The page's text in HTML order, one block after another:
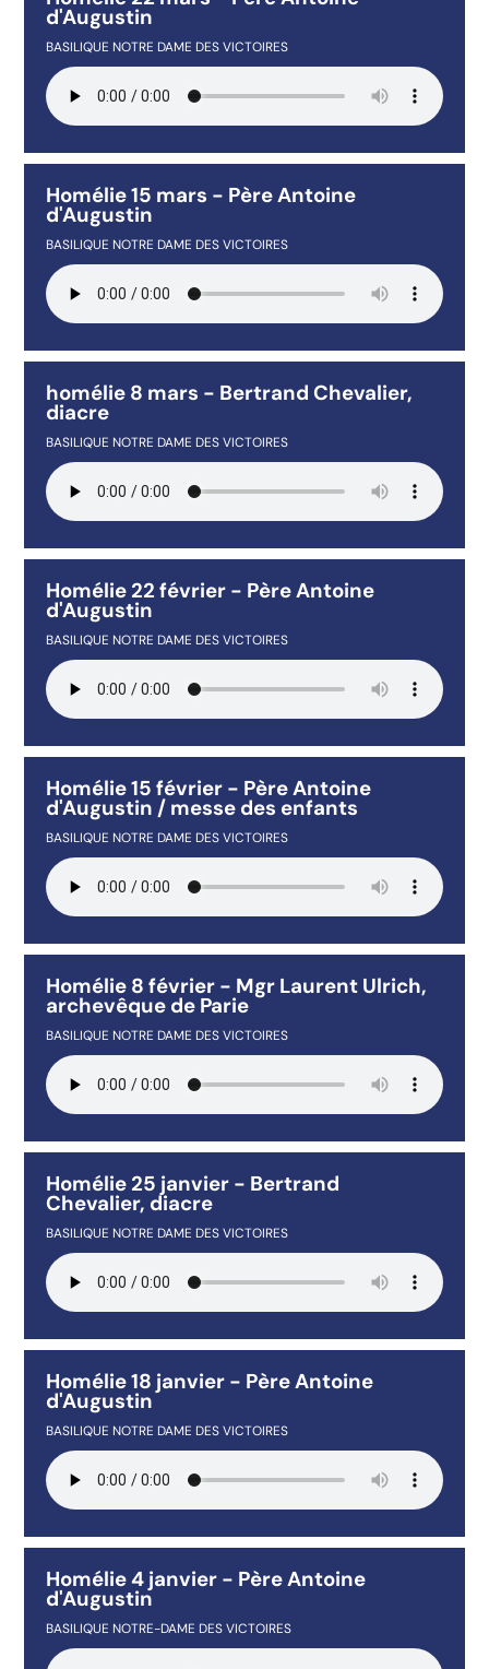
d'Augustin
BASILIQUE NOTRE DAME DES VICTOIRES
Homélie 15 mars - Père Antoine
d'Augustin
BASILIQUE NOTRE DAME DES VICTOIRES
homélie 8 mars - Bertrand Chevalier,
diacre
BASILIQUE NOTRE DAME DES VICTOIRES
Homélie 22 février - Père Antoine
d'Augustin
BASILIQUE NOTRE DAME DES VICTOIRES
Homélie 15 février - Père Antoine
d'Augustin / messe des enfants
BASILIQUE NOTRE DAME DES VICTOIRES
Homélie 8 février - Mgr Laurent Ulrich,
archevêque de Parie
BASILIQUE NOTRE DAME DES VICTOIRES
Homélie 25 janvier - Bertrand
Chevalier, diacre
BASILIQUE NOTRE DAME DES VICTOIRES
Homélie 18 janvier - Père Antoine
d'Augustin
BASILIQUE NOTRE DAME DES VICTOIRES
Homélie 4 janvier - Père Antoine
d'Augustin
BASILIQUE NOTRE-DAME DES VICTOIRES